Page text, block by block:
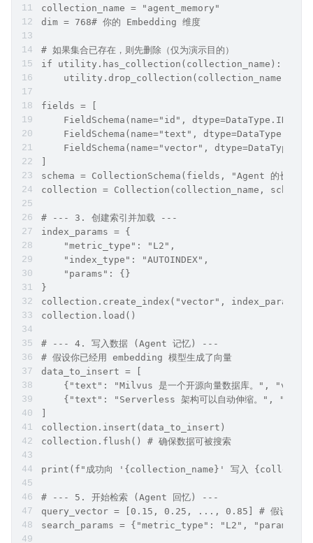
collection_name = "agent_memory"
dim = 768# 你的 Embedding 维度
# 如果集合已存在，则先删除（仅为演示目的）
if utility.has_collection(collection_name):
utility.drop_collection(collection_name)
fields = [
FieldSchema(name="id",
FieldSchema(name="text",
FieldSchema(name="vector",
schema = CollectionSchema(fields, "Agent 的长期记
collection = Collection(collection_name, schema)
# --- 3. 创建索引并加载 ---
index_params = {
"metric_type": "L2",
"index_type": "AUTOINDEX",
"params": {}
}
collection.create_index("vector", index_params)
collection.load()
# --- 4. 写入数据 (Agent 记忆) ---
# 假设你已经用 embedding 模型生成了向量
data_to_insert = [
{"text": "Milvus 是一个开源向量数据库。",
{"text": "Serverless 架构可以自动伸缩。",
collection.insert(data_to_insert)
collection.flush() # 确保数据可被搜索
print(f"成功向 '{collection_name}' 写入
# --- 5. 开始检索 (Agent 回忆) ---
query_vector = [0.15, 0.25, ..., 0.85] # 假设这是用
search_params = {"metric_type": "L2",